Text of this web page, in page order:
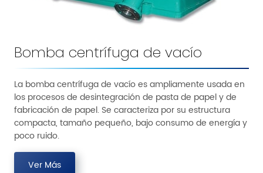
Bomba centrífuga de vacío
La bomba centrífuga de vacío es ampliamente usada en
los procesos de desintegración de pasta de papel y de
fabricación de papel. Se caracteriza por su estructura
compacta, tamaño pequeño, bajo consumo de energía y
poco ruido.
Ver Más